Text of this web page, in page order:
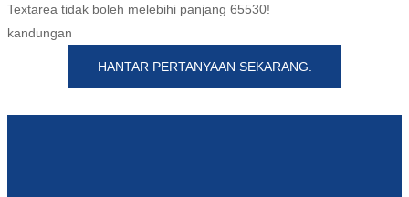
繁體中文
中文
Esperanto
Textarea tidak boleh melebihi panjang 65530!
kandungan
HANTAR PERTANYAAN SEKARANG.